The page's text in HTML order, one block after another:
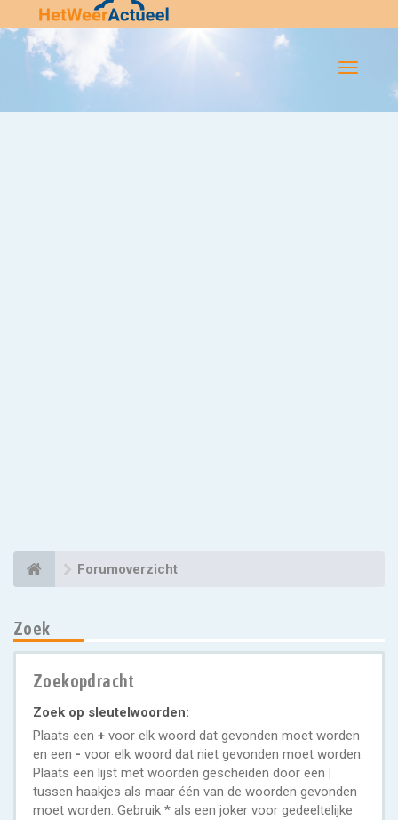
Flip-
Forumoverzicht
Zoek
Zoekopdracht
Zoek op sleutelwoorden:
Plaats een + voor elk woord dat gevonden moet worden
en een - voor elk woord dat niet gevonden moet worden.
Plaats een lijst met woorden gescheiden door een |
tussen haakjes als maar één van de woorden gevonden
moet worden. Gebruik * als een joker voor gedeeltelijke